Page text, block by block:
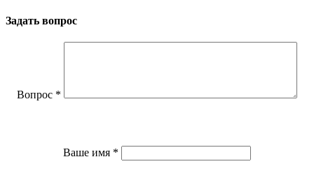
Задать вопрос
Вопрос *
Ваше имя *